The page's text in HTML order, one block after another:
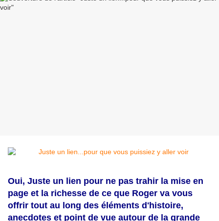
Oui, Juste un lien pour ne pas trahir la mise en
page et la richesse de ce que Roger va vous
offrir tout au long des éléments d'histoire,
anecdotes et point de vue autour de la grande